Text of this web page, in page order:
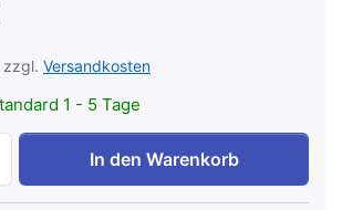
zzgl. Versandkosten
1 - 5 Tage
ELNA-Lokomotiven zu 54,00 €, Menge 1.
In den Warenkorb